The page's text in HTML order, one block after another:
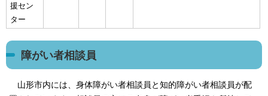
援セン
ター
障がい者相談員
山形市内には、身体障がい者相談員と知的障がい者相談員が配